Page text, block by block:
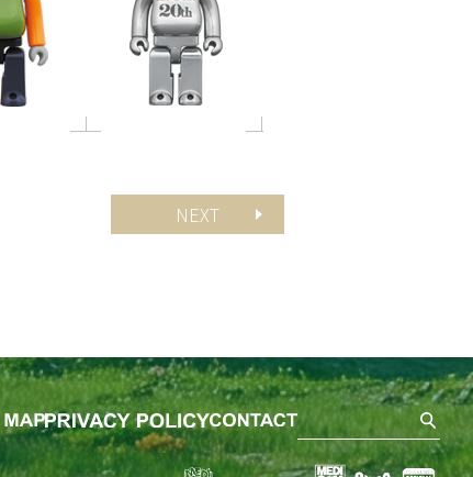
NEXT